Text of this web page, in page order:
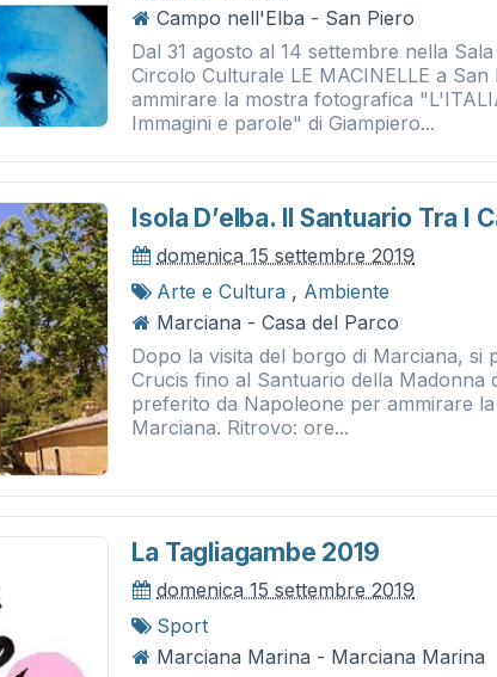
Campo nell'Elba - San Piero
Dal 31 agosto al 14 settembre nella
Circolo Culturale LE MACINELLE a
ammirare la mostra fotografica
Immagini e parole" di Giampiero...
Isola D’elba. Il Santuario Tra I
domenica 15 settembre 2019
Arte e Cultura , Ambiente
Marciana - Casa del Parco
Dopo la visita del borgo di Marciana, si
Crucis fino al Santuario della Madonna
preferito da Napoleone per ammirare
Marciana. Ritrovo: ore...
La Tagliagambe 2019
domenica 15 settembre 2019
Sport
Marciana Marina - Marciana Marina